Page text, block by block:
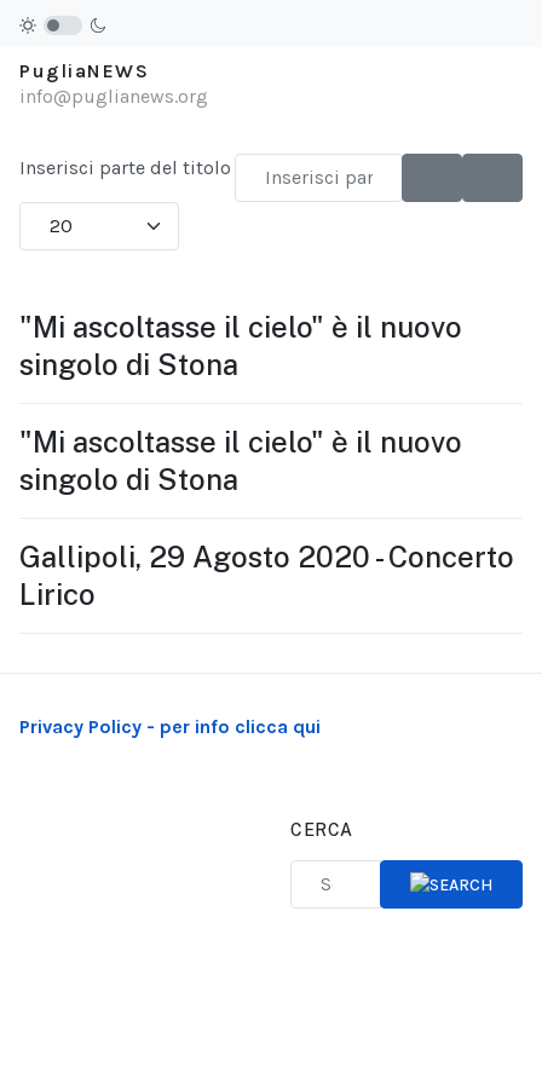
PugliaNEWS
info@puglianews.org
Inserisci parte del titolo
Visualizza #
"Mi ascoltasse il cielo" è il nuovo
singolo di Stona
"Mi ascoltasse il cielo" è il nuovo
singolo di Stona
Gallipoli, 29 Agosto 2020 - Concerto
Lirico
Privacy Policy - per info clicca qui
CERCA